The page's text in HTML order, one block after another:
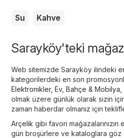
Su Kahve
Sarayköy'teki
Web sitemizde Sarayköy ilindeki
kategorilerdeki en son
Elektronikler, Ev, Bahçe & Mobilya
olmak üzere günlük olarak sizin
zaman haberdar olmanız için
Arçelik gibi favori
gün broşürlere ve kataloglara göz